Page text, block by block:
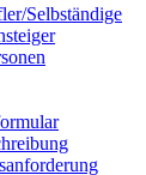
Selbständige